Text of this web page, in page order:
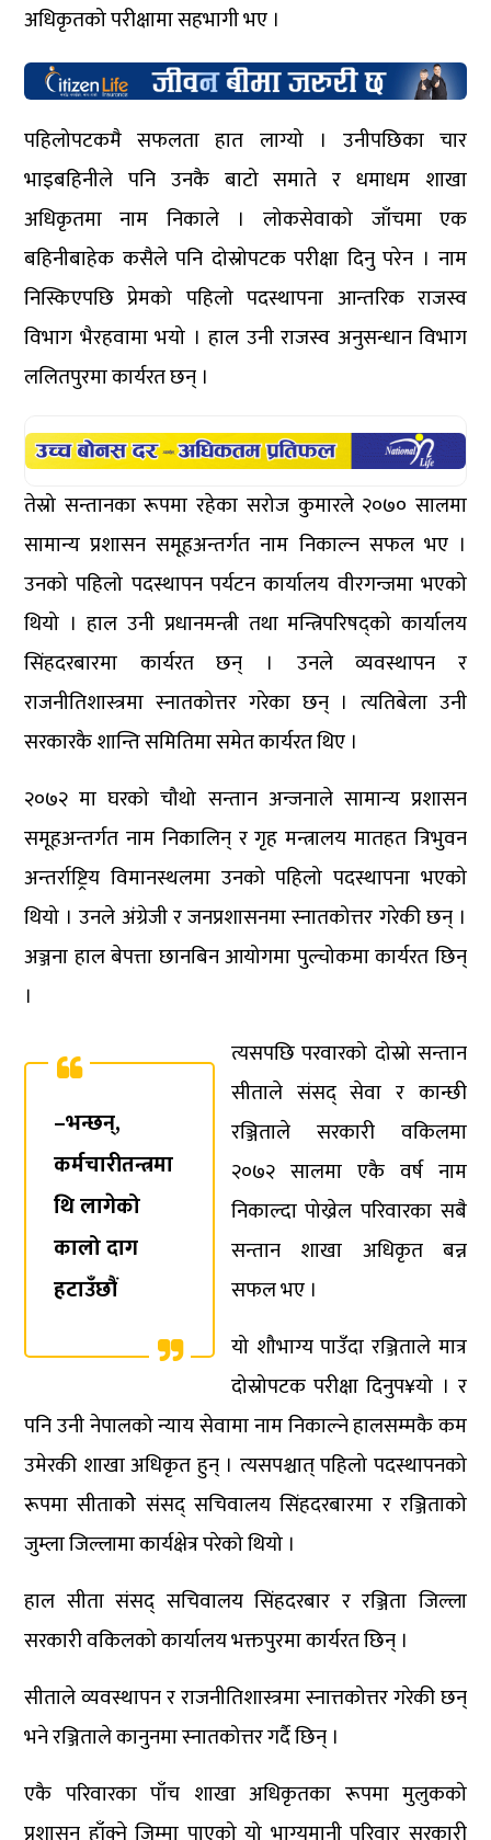
अधिकृतको परीक्षामा सहभागी भए ।
पहिलोपटकमै सफलता हात लाग्यो । उनीपछिका चार
भाइबहिनीले पनि उनकै बाटो समाते र धमाधम शाखा
अधिकृतमा नाम निकाले । लोकसेवाको जाँचमा एक
बहिनीबाहेक कसैले पनि दोस्रोपटक परीक्षा दिनु परेन । नाम
निस्किएपछि प्रेमको पहिलो पदस्थापना आन्तरिक राजस्व
विभाग भैरहवामा भयो । हाल उनी राजस्व अनुसन्धान विभाग
ललितपुरमा कार्यरत छन् ।
तेस्रो सन्तानका रूपमा रहेका सरोज कुमारले २०७० सालमा
सामान्य प्रशासन समूहअन्तर्गत नाम निकाल्न सफल भए ।
उनको पहिलो पदस्थापन पर्यटन कार्यालय वीरगन्जमा भएको
थियो । हाल उनी प्रधानमन्त्री तथा मन्त्रिपरिषद्को कार्यालय
सिंहदरबारमा कार्यरत छन् । उनले व्यवस्थापन र
राजनीतिशास्त्रमा स्नातकोत्तर गरेका छन् । त्यतिबेला उनी
सरकारकै शान्ति समितिमा समेत कार्यरत थिए ।
२०७२ मा घरको चौथो सन्तान अन्जनाले सामान्य प्रशासन
समूहअन्तर्गत नाम निकालिन् र गृह मन्त्रालय मातहत त्रिभुवन
अन्तर्राष्ट्रिय विमानस्थलमा उनको पहिलो पदस्थापना भएको
थियो । उनले अंग्रेजी र जनप्रशासनमा स्नातकोत्तर गरेकी छन् ।
अञ्जना हाल बेपत्ता छानबिन आयोगमा पुल्चोकमा कार्यरत छिन्
।
–भन्छन्,
कर्मचारीतन्त्रमा
थि लागेको
कालो दाग
हटाउँछौं
त्यसपछि परवारको दोस्रो सन्तान
सीताले संसद् सेवा र कान्छी
रञ्जिताले सरकारी वकिलमा
२०७२ सालमा एकै वर्ष नाम
निकाल्दा पोख्रेल परिवारका सबै
सन्तान शाखा अधिकृत बन्न
सफल भए ।
यो शौभाग्य पाउँदा रञ्जिताले मात्र
दोस्रोपटक परीक्षा दिनुप¥यो । र
पनि उनी नेपालको न्याय सेवामा नाम निकाल्ने हालसम्मकै कम
उमेरकी शाखा अधिकृत हुन् । त्यसपश्चात् पहिलो पदस्थापनको
रूपमा सीताकोे संसद् सचिवालय सिंहदरबारमा र रञ्जिताको
जुम्ला जिल्लामा कार्यक्षेत्र परेको थियो ।
हाल सीता संसद् सचिवालय सिंहदरबार र रञ्जिता जिल्ला
सरकारी वकिलको कार्यालय भक्तपुरमा कार्यरत छिन् ।
सीताले व्यवस्थापन र राजनीतिशास्त्रमा स्नात्तकोत्तर गरेकी छन्
भने रञ्जिताले कानुनमा स्नातकोत्तर गर्दै छिन् ।
एकै परिवारका पाँच शाखा अधिकृतका रूपमा मुलुकको